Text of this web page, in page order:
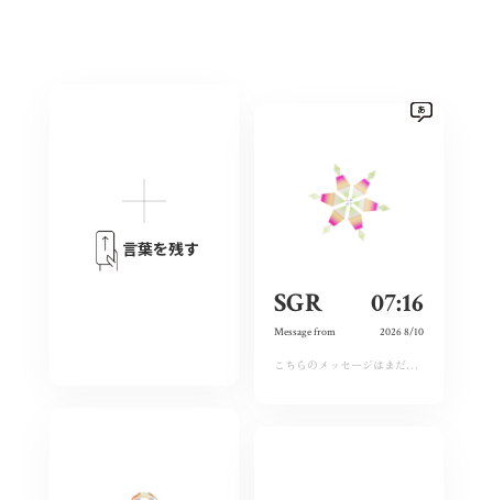
言葉を残す
SGR 07:16
Message from 2026 8/10
こちらのメッセージはまだ運営承認前となります。しばらくおまちください。